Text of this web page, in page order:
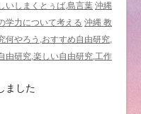
いしまくとぅば,島言葉 沖縄
学力について考える 沖縄 教
何やろう,おすすめ自由研究,
由研究,楽しい自由研究,工作
ました